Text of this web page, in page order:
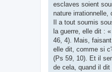
esclaves soient
nature
Il a tout soumis
la guerre, elle dit :
46, 4). Mais,
elle dit, comme si
(Ps 59, 10). Et il
de cela, quand il